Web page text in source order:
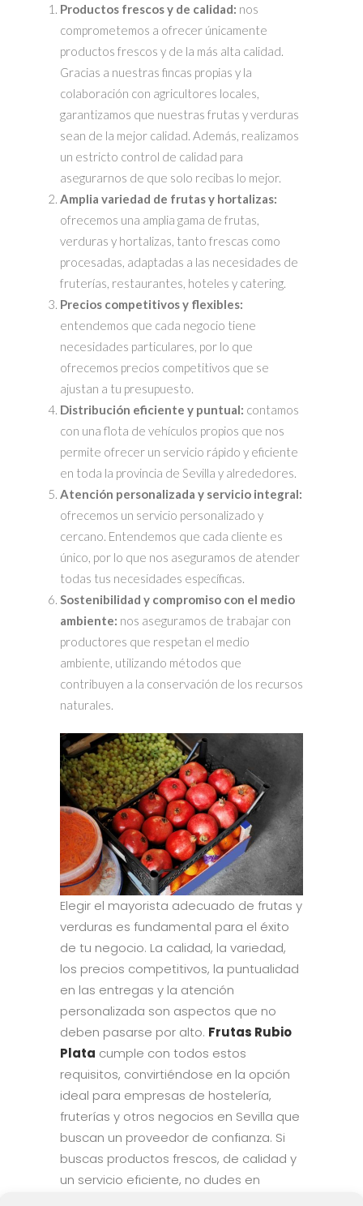
Productos frescos y de calidad: nos
comprometemos a ofrecer únicamente
productos frescos y de la más alta calidad.
Gracias a nuestras fincas propias y la
colaboración con agricultores locales,
garantizamos que nuestras frutas y verduras
sean de la mejor calidad. Además, realizamos
un estricto control de calidad para
asegurarnos de que solo recibas lo mejor.
Amplia variedad de frutas y hortalizas:
ofrecemos una amplia gama de frutas,
verduras y hortalizas, tanto frescas como
procesadas, adaptadas a las necesidades de
fruterías, restaurantes, hoteles y catering.
Precios competitivos y flexibles:
entendemos que cada negocio tiene
necesidades particulares, por lo que
ofrecemos precios competitivos que se
ajustan a tu presupuesto.
Distribución eficiente y puntual: contamos
con una flota de vehículos propios que nos
permite ofrecer un servicio rápido y eficiente
en toda la provincia de Sevilla y alrededores.
Atención personalizada y servicio integral:
ofrecemos un servicio personalizado y
cercano. Entendemos que cada cliente es
único, por lo que nos aseguramos de atender
todas tus necesidades específicas.
Sostenibilidad y compromiso con el medio
ambiente: nos aseguramos de trabajar con
productores que respetan el medio
ambiente, utilizando métodos que
contribuyen a la conservación de los recursos
naturales.
Elegir el mayorista adecuado de frutas y
verduras es fundamental para el éxito
de tu negocio. La calidad, la variedad,
los precios competitivos, la puntualidad
en las entregas y la atención
personalizada son aspectos que no
deben pasarse por alto. Frutas Rubio
Plata cumple con todos estos
requisitos, convirtiéndose en la opción
ideal para empresas de hostelería,
fruterías y otros negocios en Sevilla que
buscan un proveedor de confianza. Si
buscas productos frescos, de calidad y
un servicio eficiente, no dudes en